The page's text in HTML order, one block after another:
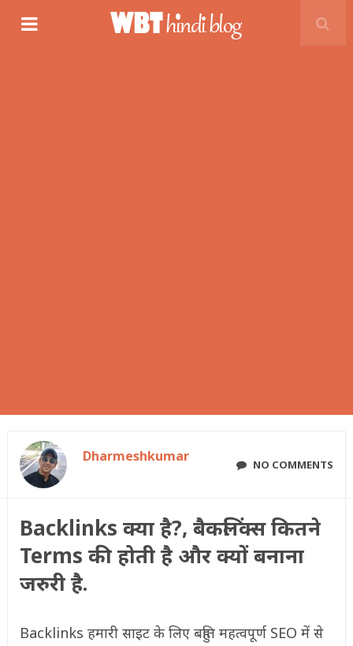
Dharmeshkumar NO COMMENTS
Backlinks क्या है?, बैकलिंक्स कितने
Terms की होती है और क्यों बनाना
जरुरी है.
Backlinks हमारी साइट के लिए बहुति महत्वपूर्ण SEO में से